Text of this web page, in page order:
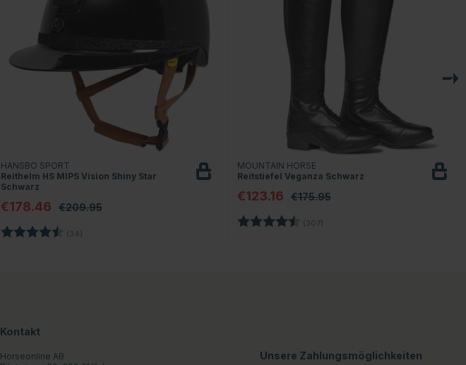
HANSBO SPORT
Reithelm HS MIPS Vision Shiny Star
Schwarz
€178.46 €209.95
Bewertung: (34)
MOUNTAIN HORSE
Reitstiefel Veganza Schwarz
€123.16 €175.95
Bewertung: (307)
Kontakt
Horseonline AB
Unsere Zahlungsmöglichkeiten